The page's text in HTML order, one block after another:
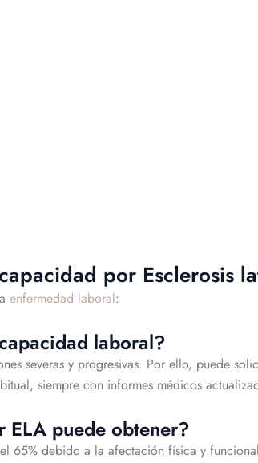
por Esclerosis
enfermedad laboral:
laboral?
severas y progresivas. Por ello, puede
siempre con informes médicos
puede obtener?
65% debido a la afectación física y